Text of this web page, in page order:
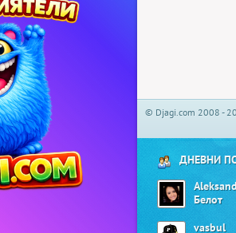
© Djagi.com 2008 -
ДНЕВНИ
Белот
vasbul